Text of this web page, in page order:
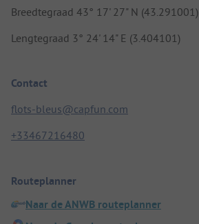
Breedtegraad 43° 17' 27" N (43.291001)
Lengtegraad 3° 24' 14" E (3.404101)
Contact
flots-bleus@capfun.com
+33467216480
Routeplanner
Naar de ANWB routeplanner